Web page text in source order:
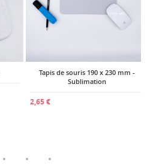
Tapis de souris 190 x 230 mm -
Sublimation
2,65 €